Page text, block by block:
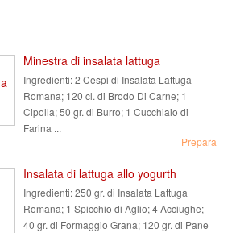
Minestra di insalata lattuga
Ingredienti:2 Cespi di Insalata Lattuga
Romana; 120 cl. di Brodo Di Carne; 1
Cipolla; 50 gr. di Burro; 1 Cucchiaio di
Farina ...
Prepara
Insalata di lattuga allo yogurth
Ingredienti:250 gr. di Insalata Lattuga
Romana; 1 Spicchio di Aglio; 4 Acciughe;
40 gr. di Formaggio Grana; 120 gr. di Pane